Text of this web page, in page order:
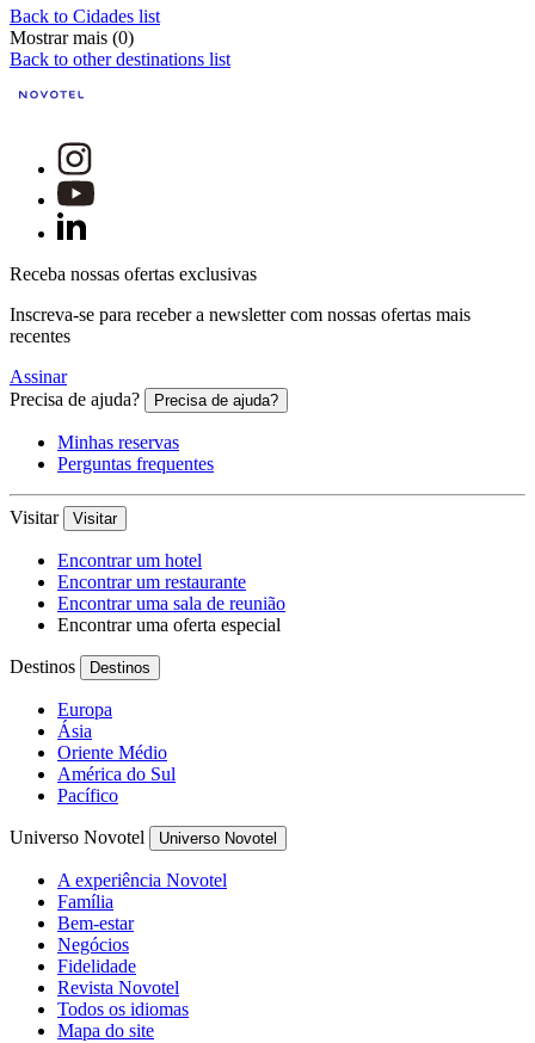
Back to Cidades list
Mostrar mais (0)
Back to other destinations list
Receba nossas ofertas exclusivas
Inscreva-se para receber a newsletter com nossas ofertas mais
recentes
Assinar
Precisa de ajuda?
Precisa de ajuda?
Minhas reservas
Perguntas frequentes
Visitar Visitar
Encontrar um hotel
Encontrar um restaurante
Encontrar uma sala de reunião
Encontrar uma oferta especial
Destinos Destinos
Europa
Ásia
Oriente Médio
América do Sul
Pacífico
Universo Novotel Universo Novotel
A experiência Novotel
Família
Bem-estar
Negócios
Fidelidade
Revista Novotel
Todos os idiomas
Mapa do site